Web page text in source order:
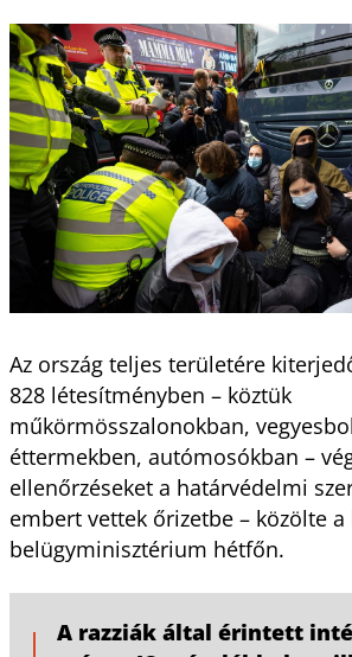
Az ország teljes területére
828 létesítményben – köztük
műkörmösszalonokban,
éttermekben, autómosókban –
ellenőrzéseket a határvédelmi
embert vettek őrizetbe – közölte
belügyminisztérium hétfőn.
A razziák által érintett